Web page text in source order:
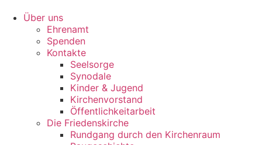
Inhalt
springen
Über uns
Ehrenamt
Spenden
Kontakte
Seelsorge
Synodale
Kinder & Jugend
Kirchenvorstand
Öffentlichkeitarbeit
Die Friedenskirche
Rundgang durch den Kirchenraum